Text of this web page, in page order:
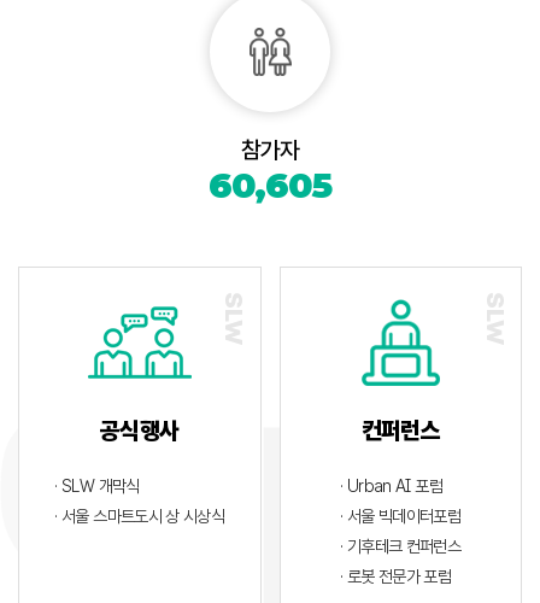
참가자
60,605
공식행사
· SLW 개막식
· 서울 스마트도시 상 시상식
컨퍼런스
· Urban AI 포럼
· 서울 빅데이터포럼
· 기후테크 컨퍼런스
· 로봇 전문가 포럼